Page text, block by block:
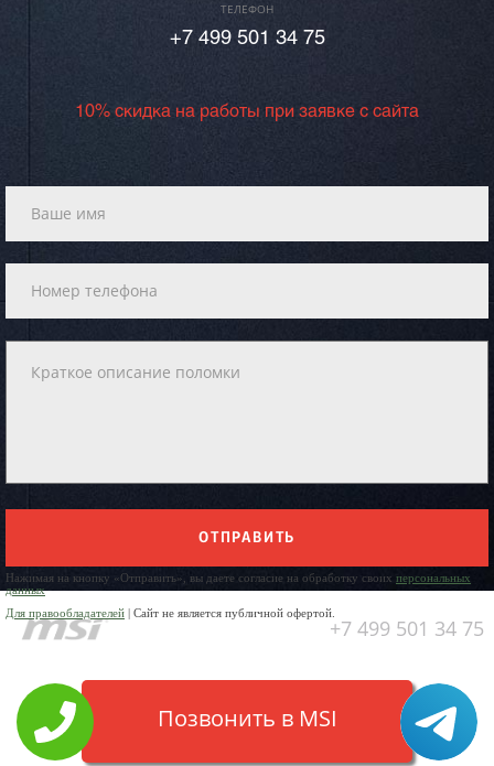
ТЕЛЕФОН
+7 499 501 34 75
10% скидка на работы при заявке с сайта
ОТПРАВИТЬ
Нажимая на кнопку «Отправить», вы даете согласие на обработку своих персональных
данных
Для правообладателей | Сайт не является публичной офертой.
+7 499 501 34 75
Позвонить в MSI